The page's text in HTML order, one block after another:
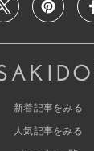
新着記事をみる
人気記事をみる